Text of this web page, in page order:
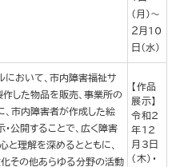
（月）～
２月10
日（水）
おいて、市内障害福祉サ
作した物品を販売、事業所の
、市内障害者が作成した絵
公開することで、広く障害
理解を深めるとともに、
化その他あらゆる分野の活動
【作品
展示】
令和2
年12
月3日
（木）・